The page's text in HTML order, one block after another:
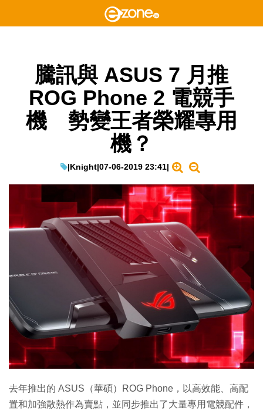
騰訊與 ASUS 7 月推
ROG Phone 2 電競手
機 勢變王者榮耀專用
機？
|Knight|07-06-2019 23:41|
去年推出的 ASUS（華碩）ROG Phone，以高效能、高配
置和加強散熱作為賣點，並同步推出了大量專用電競配件，